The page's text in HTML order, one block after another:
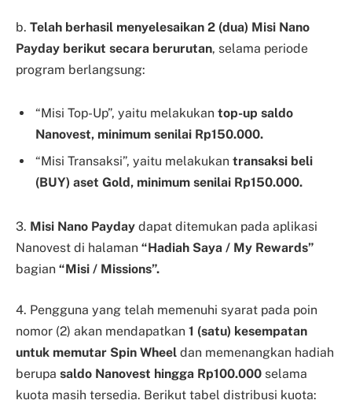
b. Telah berhasil menyelesaikan 2 (dua) Misi Nano
Payday berikut secara berurutan, selama periode
program berlangsung:
“Misi Top-Up”, yaitu melakukan top-up saldo
Nanovest, minimum senilai Rp150.000.
“Misi Transaksi”, yaitu melakukan transaksi beli
(BUY) aset Gold, minimum senilai Rp150.000.
3. Misi Nano Payday dapat ditemukan pada aplikasi
Nanovest di halaman “Hadiah Saya / My Rewards”
bagian “Misi / Missions”.
4. Pengguna yang telah memenuhi syarat pada poin
nomor (2) akan mendapatkan 1 (satu) kesempatan
untuk memutar Spin Wheel dan memenangkan hadiah
berupa saldo Nanovest hingga Rp100.000 selama
kuota masih tersedia. Berikut tabel distribusi kuota: